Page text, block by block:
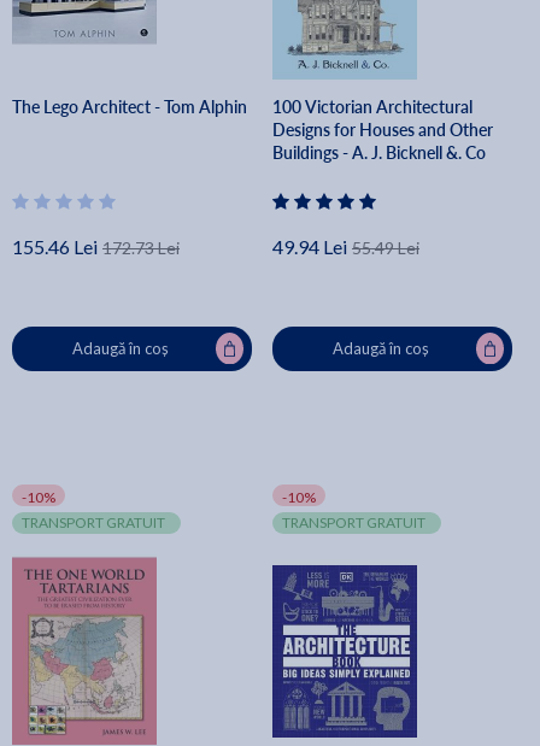
The Lego Architect - Tom Alphin
155.46 Lei 172.73 Lei
Adaugă în coș
100 Victorian Architectural
Designs for Houses and Other
Buildings - A. J. Bicknell &. Co
49.94 Lei 55.49 Lei
Adaugă în coș
-10%
TRANSPORT GRATUIT
-10%
TRANSPORT GRATUIT